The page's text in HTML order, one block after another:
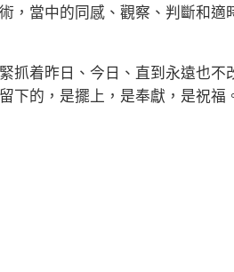
，當中的同感、觀察、判斷和適
着昨日、今日、直到永遠也不
下的，是擺上，是奉獻，是祝福